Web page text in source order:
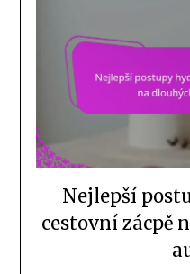
Nejlepší
cestovní zácpě